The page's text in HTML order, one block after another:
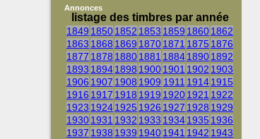
Annonces
listage des timbres par année
1849 18501852 1853 1859 18601862
1863 1868 1869 18701871 1875 1876
1877 1878 18801881 188418901892
1893 18941898 19001901 1902 1903
1906 1907 1908 1909 1911 19141915
1916 1917 1918 1919 19201921 1922
1923 19241925 1926 1927 1928 1929
19301931 1932 1933 19341935 1936
1937 1938 1939 19401941 1942 1943